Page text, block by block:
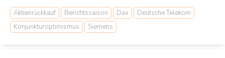
Aktienrückkauf Berichtssaison Dax
Deutsche Telekom
Konjunkturoptimismus
Siemens